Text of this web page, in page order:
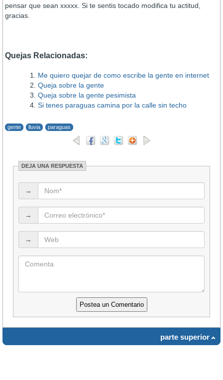
pensar que sean xxxxx. Si te sentis tocado modifica tu actitud,
gracias.
Quejas Relacionadas:
Me quiero quejar de como escribe la gente en internet
Queja sobre la gente
Queja sobre la gente pesimista
Si tenes paraguas camina por la calle sin techo
gente lluvia paraguas
DEJA UNA RESPUESTA
→
→
→
parte superior